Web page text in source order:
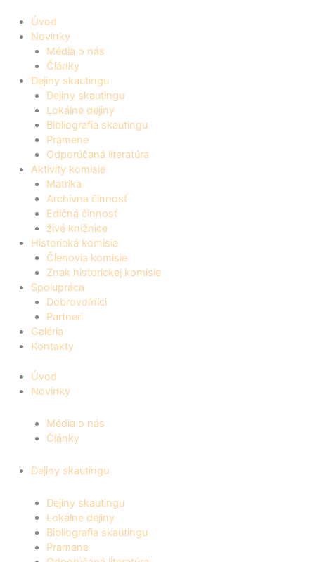
Úvod
Novinky
Média o nás
Články
Dejiny skautingu
Dejiny skautingu
Lokálne dejiny
Bibliografia skautingu
Pramene
Odporúčaná literatúra
Aktivity komisie
Matrika
Archívna činnosť
Edičná činnosť
živé knižnice
Historická komisia
Členovia komisie
Znak historickej komisie
Spolupráca
Dobrovoľníci
Partneri
Galéria
Kontakty
Úvod
Novinky
Média o nás
Články
Dejiny skautingu
Dejiny skautingu
Lokálne dejiny
Bibliografia skautingu
Pramene